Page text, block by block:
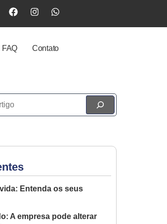
FAQ Contato
Entenda os seus
A empresa pode alterar